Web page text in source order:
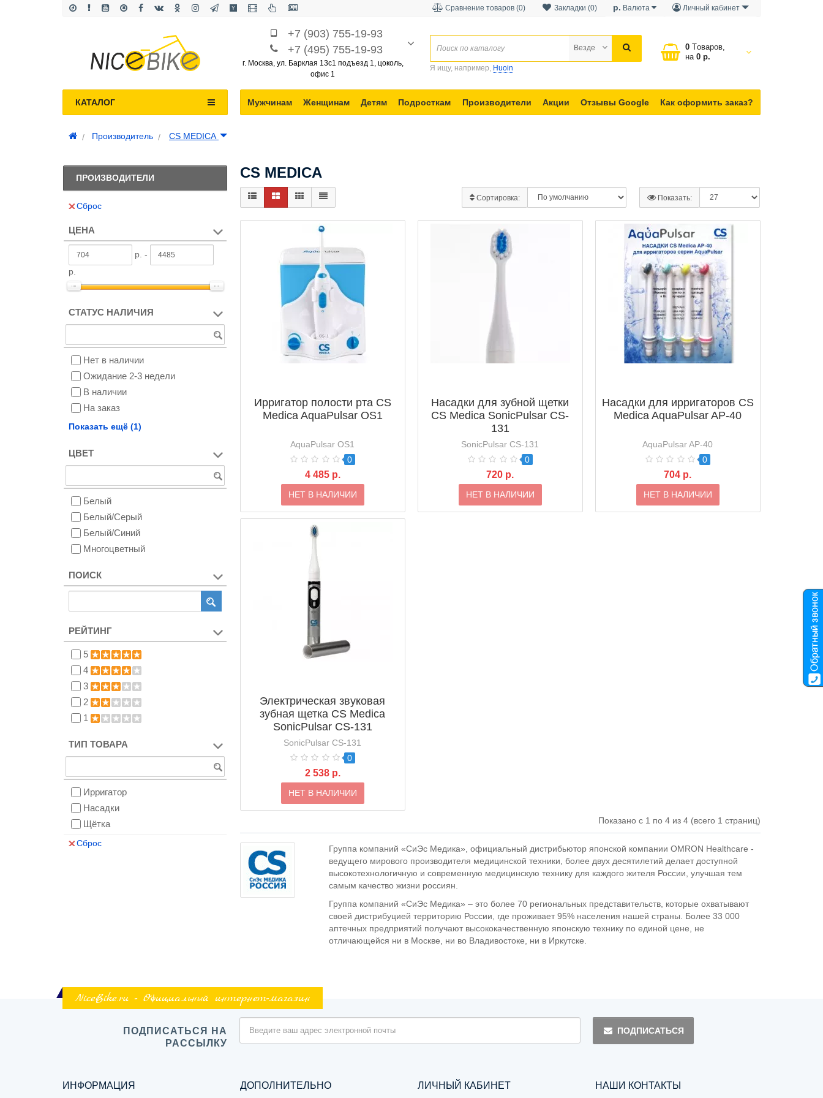
Личный кабинет
р. Валюта
Закладки (0)
Сравнение товаров (0)
+7 (903) 755-19-93
+7 (495) 755-19-93
г. Москва, ул. Барклая 13с1 подъезд 1, цоколь,
офис 1
0 Tоваров,
на
0 р.
Везде
Я ищу, например, Huoin
Мужчинам Женщинам Детям Подросткам Производители Акции Отзывы Google Как оформить заказ?
КАТАЛОГ
Производитель CS MEDICA
ПРОИЗВОДИТЕЛИ
Сброс
ЦЕНА
р. -
р.
СТАТУС НАЛИЧИЯ
Нет в наличии
Ожидание 2-3 недели
В наличии
На заказ
Снят с производства
Показать ещё (1)
ЦВЕТ
Белый
Белый/Серый
Белый/Синий
Многоцветный
ПОИСК
РЕЙТИНГ
5
4
3
2
1
ТИП ТОВАРА
Ирригатор
Насадки
Щётка
Сброс
CS MEDICA
Сортировка: Показать:
Ирригатор полости рта CS
Medica AquaPulsar OS1
AquaPulsar OS1
0
4 485 р.
НЕТ В НАЛИЧИИ
Насадки для зубной щетки
CS Medica SonicPulsar CS-
131
SonicPulsar CS-131
0
720 р.
НЕТ В НАЛИЧИИ
Насадки для ирригаторов CS
Medica AquaPulsar AP-40
AquaPulsar AP-40
0
704 р.
НЕТ В НАЛИЧИИ
Электрическая звуковая
зубная щетка CS Medica
SonicPulsar CS-131
SonicPulsar CS-131
0
2 538 р.
НЕТ В НАЛИЧИИ
Показано с 1 по 4 из 4 (всего 1 страниц)
Группа компаний «СиЭс Медика», официальный дистрибьютор японской компании OMRON Healthcare -
ведущего мирового производителя медицинской техники, более двух десятилетий делает доступной
высокотехнологичную и современную медицинскую технику для каждого жителя России, улучшая тем
самым качество жизни россиян.
Группа компаний «СиЭс Медика» – это более 70 региональных представительств, которые охватывают
своей дистрибуцией территорию России, где проживает 95% населения нашей страны. Более 33 000
аптечных предприятий получают высококачественную японскую технику по единой цене, не
отличающейся ни в Москве, ни во Владивостоке, ни в Иркутске.
NiceBike.ru - Официальный интернет-магазин
ПОДПИСАТЬСЯ НА
РАССЫЛКУ
ПОДПИСАТЬСЯ
ИНФОРМАЦИЯ ДОПОЛНИТЕЛЬНО ЛИЧНЫЙ КАБИНЕТ НАШИ КОНТАКТЫ